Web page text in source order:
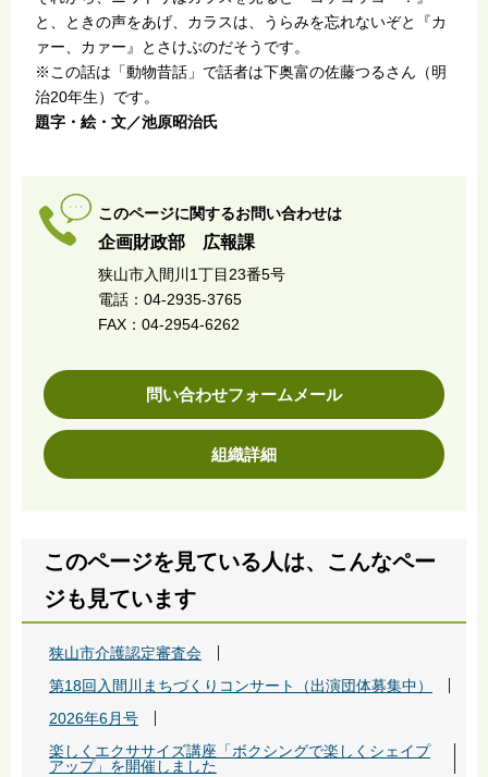
と、ときの声をあげ、カラスは、うらみを忘れないぞと『カ
ァー、カァー』とさけぶのだそうです。
※この話は「動物昔話」で話者は下奥富の佐藤つるさん（明
治20年生）です。
題字・絵・文／池原昭治氏
このページに関するお問い合わせは
企画財政部 広報課
狭山市入間川1丁目23番5号
電話：04-2935-3765
FAX：04-2954-6262
問い合わせフォームメール
組織詳細
このページを見ている人は、こんなペー
ジも見ています
狭山市介護認定審査会
第18回入間川まちづくりコンサート（出演団体募集中）
2026年6月号
楽しくエクササイズ講座「ボクシングで楽しくシェイプ
アップ」を開催しました